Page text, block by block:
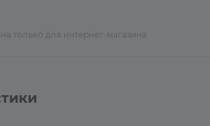
только для интернет-магазина